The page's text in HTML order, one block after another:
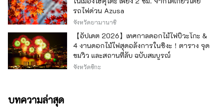
ทุกครั้งที่มาเยี่ยมชม ความรู้สึกของผู้คนที่ฝังตัวอยู่
ในน้ำ และอุตสาหกรรมและวัฒนธรรมที่ได้รับการ
หล่อเลี้ยงผ่านน้ำ โรงแรมรีโซล กิฟุ ให้ความสำคัญ
กับความสัมพันธ์ระหว่างผู้คนและน้ำ เรื่องราวของ
Hotel Risol ถูกผูกโยงเข้ากับเมืองและผู้คน โปรด
เพลิดเพลินตามความพอใจ
รถไฟด่วน Azusa
จังหวัดยามานาชิ
【อัปเดต 2026】เทศกาลดอกไม้ไฟบิวะโกะ &
4 งานดอกไม้ไฟสุดอลังการในชิงะ！ตาราง จุด
ชมวิว และสถานที่ลับ ฉบับสมบูรณ์
จังหวัดชิกะ
บทความล่าสุด